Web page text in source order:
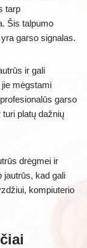
tarp
Šis talpumo
garso signalas.
ir gali
jie mėgstami
garso
platų dažnių
drėgmei ir
jautrūs, kad gali
kompiuterio